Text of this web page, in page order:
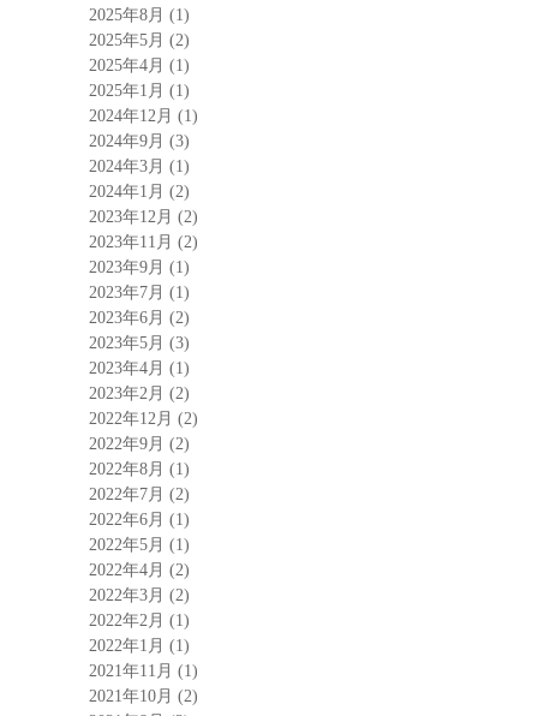
2025年8月 (1)
2025年5月 (2)
2025年4月 (1)
2025年1月 (1)
2024年12月 (1)
2024年9月 (3)
2024年3月 (1)
2024年1月 (2)
2023年12月 (2)
2023年11月 (2)
2023年9月 (1)
2023年7月 (1)
2023年6月 (2)
2023年5月 (3)
2023年4月 (1)
2023年2月 (2)
2022年12月 (2)
2022年9月 (2)
2022年8月 (1)
2022年7月 (2)
2022年6月 (1)
2022年5月 (1)
2022年4月 (2)
2022年3月 (2)
2022年2月 (1)
2022年1月 (1)
2021年11月 (1)
2021年10月 (2)